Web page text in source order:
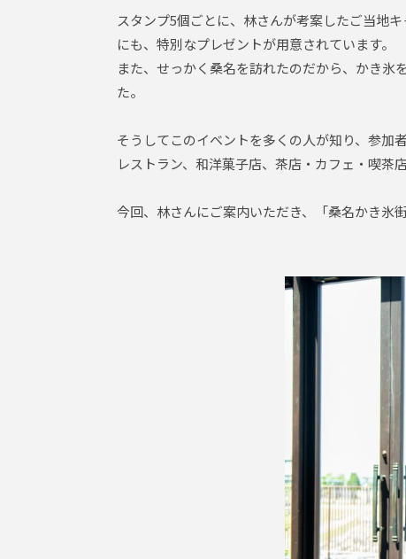
スタンプ5個ごとに、林さんが考案したご当地
にも、特別なプレゼントが用意されています。
また、せっかく桑名を訪れたのだから、かき
た。
そうしてこのイベントを多くの人が知り、参加
レストラン、和洋菓子店、茶店・カフェ・喫茶
今回、林さんにご案内いただき、「桑名かき氷